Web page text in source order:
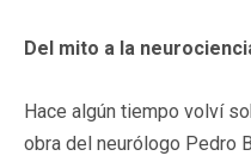
Del mito a la
Hace algún tiempo volví
obra del neurólogo Pedro